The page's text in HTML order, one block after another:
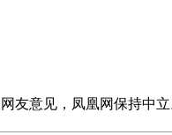
友意见，凤凰网保持中